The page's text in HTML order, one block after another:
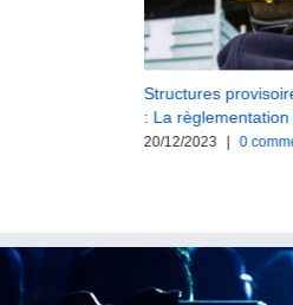
Structures
: La règlementation
20/12/2023 0